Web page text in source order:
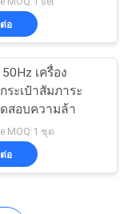
ง
อ
เครื่อง
ระเป๋าสัมภาระ
สอบความล้า
MOQ:1 ชุด
อ